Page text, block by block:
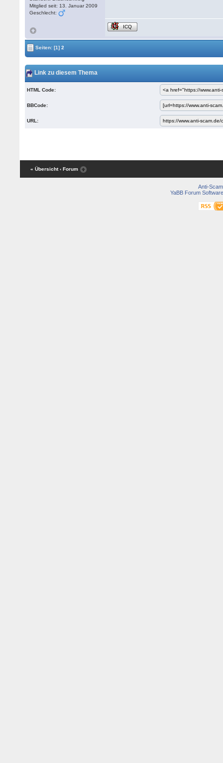
Mitglied seit: 13. Januar 2009
Geschlecht:
ICQ
Seiten:[1] 2
Link zu diesem Thema
HTML Code:
BBCode:
URL:
« Übersicht ‹ Forum
Anti-Scam
YaBB Forum Software